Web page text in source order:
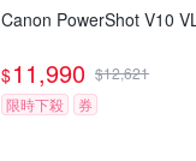
Canon PowerShot V10
$11,990 $12,621
限時下殺
券